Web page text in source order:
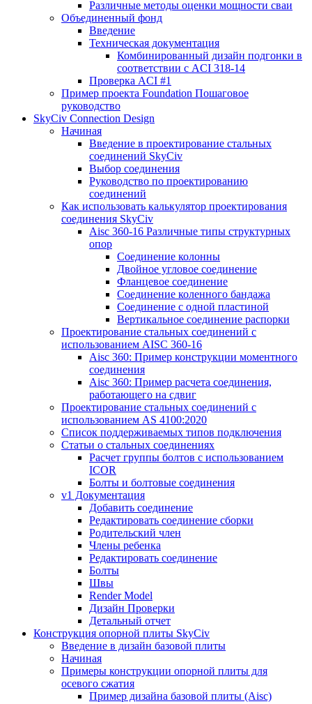
Различные методы оценки мощности сваи
Объединенный фонд
Введение
Техническая документация
Комбинированный дизайн подгонки в
соответствии с ACI 318-14
Проверка ACI #1
Пример проекта Foundation Пошаговое
руководство
SkyCiv Connection Design
Начиная
Введение в проектирование стальных
соединений SkyCiv
Выбор соединения
Руководство по проектированию
соединений
Как использовать калькулятор проектирования
соединения SkyCiv
Aisc 360-16 Различные типы структурных
опор
Соединение колонны
Двойное угловое соединение
Фланцевое соединение
Соединение коленного бандажа
Соединение с одной пластиной
Вертикальное соединение распорки
Проектирование стальных соединений с
использованием AISC 360-16
Aisc 360: Пример конструкции моментного
соединения
Aisc 360: Пример расчета соединения,
работающего на сдвиг
Проектирование стальных соединений с
использованием AS 4100:2020
Список поддерживаемых типов подключения
Статьи о стальных соединениях
Расчет группы болтов с использованием
ICOR
Болты и болтовые соединения
v1 Документация
Добавить соединение
Редактировать соединение сборки
Родительский член
Члены ребенка
Редактировать соединение
Болты
Швы
Render Model
Дизайн Проверки
Детальный отчет
Конструкция опорной плиты SkyCiv
Введение в дизайн базовой плиты
Начиная
Примеры конструкции опорной плиты для
осевого сжатия
Пример дизайна базовой плиты (Aisc)